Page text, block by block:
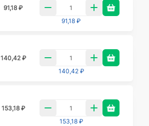
91,18 ₽
91,18 ₽
140,42 ₽
140,42 ₽
153,18 ₽
153,18 ₽